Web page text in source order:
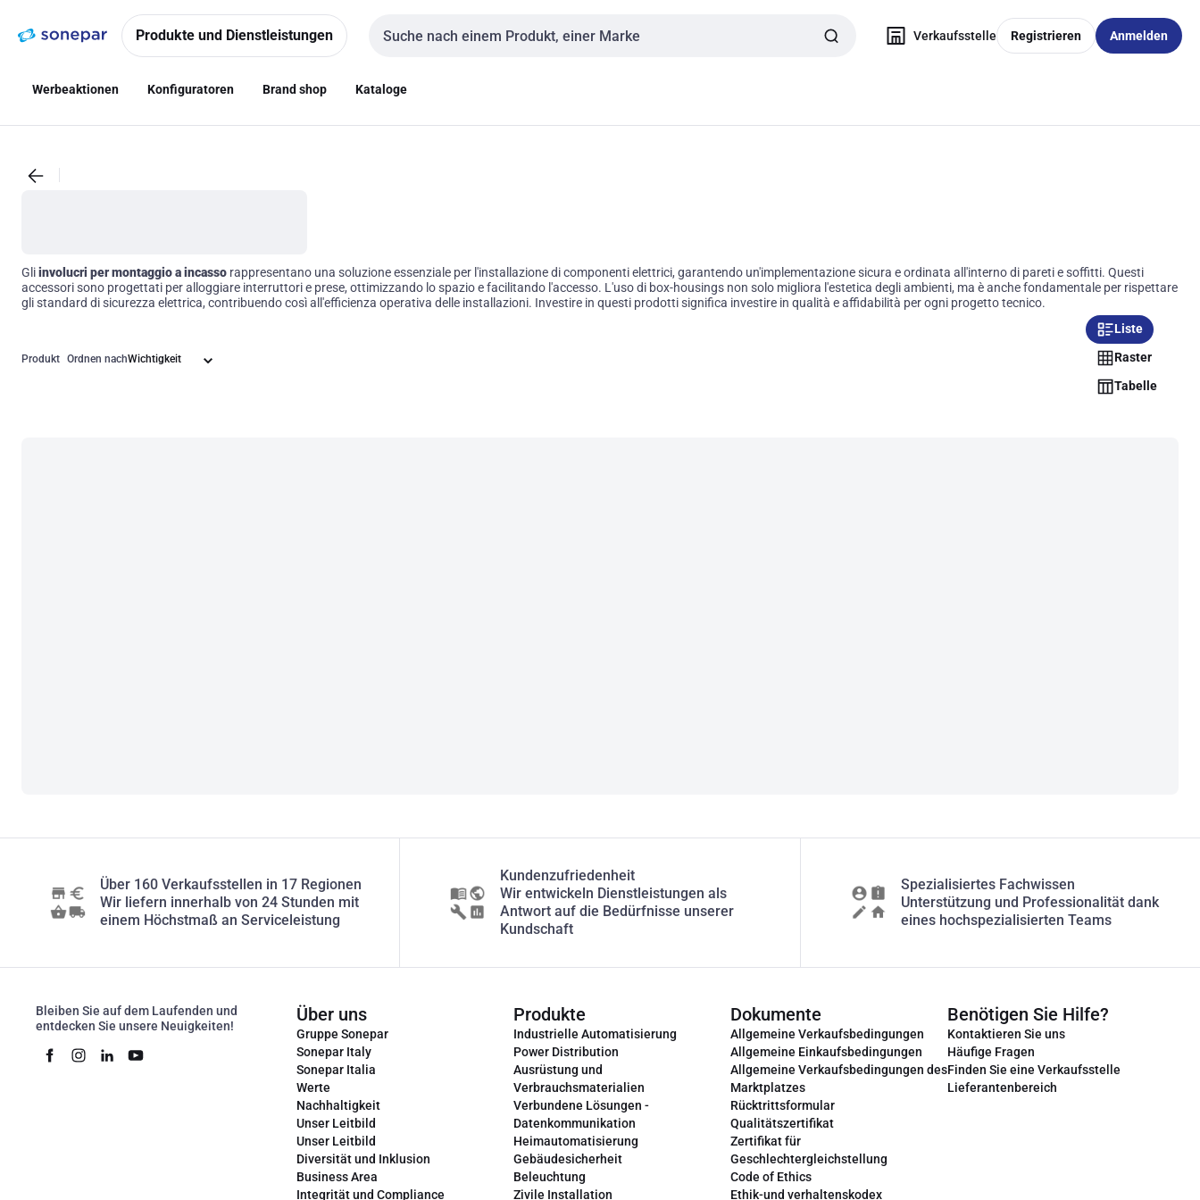
NavigationInhalt
Produkte und Dienstleistungen
Sucheingabe
Verkaufsstelle Registrieren Anmelden
Werbeaktionen Konfiguratoren Brand shop Kataloge
Gliinvolucri per montaggio a incasso rappresentano una soluzione essenziale per l'installazione di componenti elettrici, garantendo un'implementazione sicura e ordinata all'interno di pareti e soffitti. Questi
accessori sono progettati per alloggiare interruttori e prese, ottimizzando lo spazio e facilitando l'accesso. L'uso di box-housings non solo migliora l'estetica degli ambienti, ma è anche fondamentale per rispettare
gli standard di sicurezza elettrica, contribuendo così all'efficienza operativa delle installazioni. Investire in questi prodotti significa investire in qualità e affidabilità per ogni progetto tecnico.
Produkt Ordnen nach
Liste
Raster
Tabelle
Über 160 Verkaufsstellen in 17 Regionen
Wir liefern innerhalb von 24 Stunden mit
einem Höchstmaß an Serviceleistung
Kundenzufriedenheit
Wir entwickeln Dienstleistungen als
Antwort auf die Bedürfnisse unserer
Kundschaft
Spezialisiertes Fachwissen
Unterstützung und Professionalität dank
eines hochspezialisierten Teams
Bleiben Sie auf dem Laufenden und
entdecken Sie unsere Neuigkeiten!
Über uns
Gruppe Sonepar
Sonepar Italy
Sonepar Italia
Werte
Nachhaltigkeit
Unser Leitbild
Unser Leitbild
Diversität und Inklusion
Business Area
Integrität und Compliance
Produkte
Industrielle Automatisierung
Power Distribution
Ausrüstung und
Verbrauchsmaterialien
Verbundene Lösungen -
Datenkommunikation
Heimautomatisierung
Gebäudesicherheit
Beleuchtung
Zivile Installation
Dokumente
Allgemeine Verkaufsbedingungen
Allgemeine Einkaufsbedingungen
Allgemeine Verkaufsbedingungen des
Marktplatzes
Rücktrittsformular
Qualitätszertifikat
Zertifikat für
Geschlechtergleichstellung
Code of Ethics
Ethik-und verhaltenskodex
Benötigen Sie Hilfe?
Kontaktieren Sie uns
Häufige Fragen
Finden Sie eine Verkaufsstelle
Lieferantenbereich